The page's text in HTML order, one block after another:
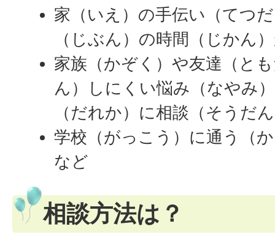
家（いえ）の手伝い（てつ
（じぶん）の時間（じかん
家族（かぞく）や友達（と
ん）しにくい悩み（なやみ
（だれか）に相談（そうだ
学校（がっこう）に通う（
など
相談方法は？